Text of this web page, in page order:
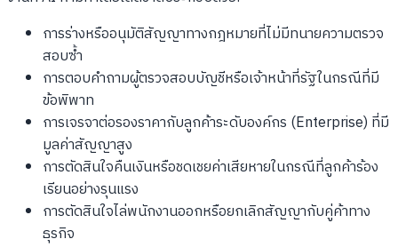
การร่างหรืออนุมัติสัญญาทางกฎหมายที่ไม่มีทนายความตรวจ
สอบซ้ำ
การตอบคำถามผู้ตรวจสอบบัญชีหรือเจ้าหน้าที่รัฐในกรณีที่มี
ข้อพิพาท
การเจรจาต่อรองราคากับลูกค้าระดับองค์กร (Enterprise) ที่มี
มูลค่าสัญญาสูง
การตัดสินใจคืนเงินหรือชดเชยค่าเสียหายในกรณีที่ลูกค้าร้อง
เรียนอย่างรุนแรง
การตัดสินใจไล่พนักงานออกหรือยกเลิกสัญญากับคู่ค้าทาง
ธุรกิจ